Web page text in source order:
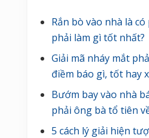
Rắn bò vào nhà là
phải làm gì tốt nhất?
Giải mã nháy mắt
điềm báo gì, tốt hay
Bướm bay vào nhà
phải ông bà tổ tiên
5 cách lý giải hiện